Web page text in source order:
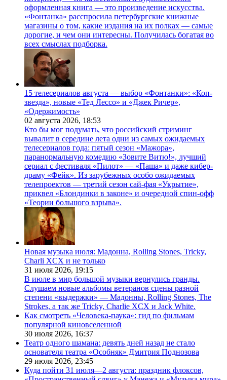
оформленная книга — это произведение искусства.
«Фонтанка» расспросила петербургские книжные
магазины о том, какие издания на их полках — самые
дорогие, и чем они интересны. Получилась богатая во
всех смыслах подборка.
15 телесериалов августа — выбор «Фонтанки»: «Коп-
звезда», новые «Тед Лессо» и «Джек Ричер»,
«Одержимость»
02 августа 2026, 18:53
Кто бы мог подумать, что российский стриминг
вывалит в середине лета одни из самых ожидаемых
телесериалов года: пятый сезон «Мажора»,
паранормальную комедию «Зовите Витю!», лучший
сериал с фестиваля «Пилот» — «Паша» и даже кибер-
драму «Фейк». Из зарубежных особо ожидаемых
телепроектов — третий сезон сай-фая «Укрытие»,
приквел «Блондинки в законе» и очередной спин-офф
«Теории большого взрыва».
Новая музыка июля: Мадонна, Rolling Stones, Tricky,
Charli XCX и не только
31 июля 2026, 19:15
В июле в мир большой музыки вернулись гранды.
Слушаем новые альбомы ветеранов сцены разной
степени «выдержки» — Мадонны, Rolling Stones, The
Strokes, а так же Tricky, Charlie XCX и Jack White.
Как смотреть «Человека-паука»: гид по фильмам
популярной киновселенной
30 июля 2026, 16:37
Театр одного шамана: девять дней назад не стало
основателя театра «Особняк» Дмитрия Поднозова
29 июля 2026, 23:45
Куда пойти 31 июля—2 августа: праздник флоксов,